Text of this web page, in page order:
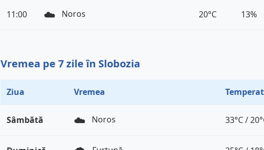
11:00 ☁️ Noros 20°C 13%
Vremea pe 7 zile în Slobozia
Ziua Vremea
Sâmbătă ☁️ Noros 33°C /